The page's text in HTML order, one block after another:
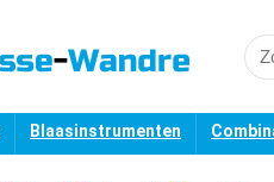
for:
Blaasinstrumenten